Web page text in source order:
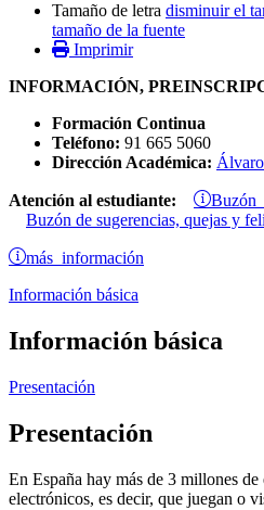
Tamaño de letra disminuir el
tamaño de la fuente
Imprimir
INFORMACIÓN,
Formación Continua
Teléfono: 91 665 5060
Dirección Académica:
Atención al estudiante: Buzón
Buzón de sugerencias, quejas y
más información
Información básica
Información básica
Presentación
Presentación
En España hay más de 3 millones
electrónicos, es decir, que juegan o